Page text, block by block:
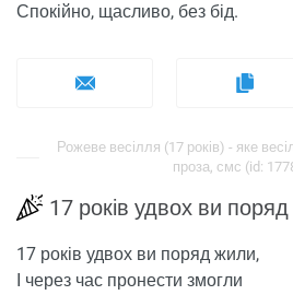
Спокійно, щасливо, без бід.
Рожеве весілля (17 років) - яке
проза, смс (id:
17 років удвох ви
17 років удвох ви поряд жили,
І через час пронести змогли